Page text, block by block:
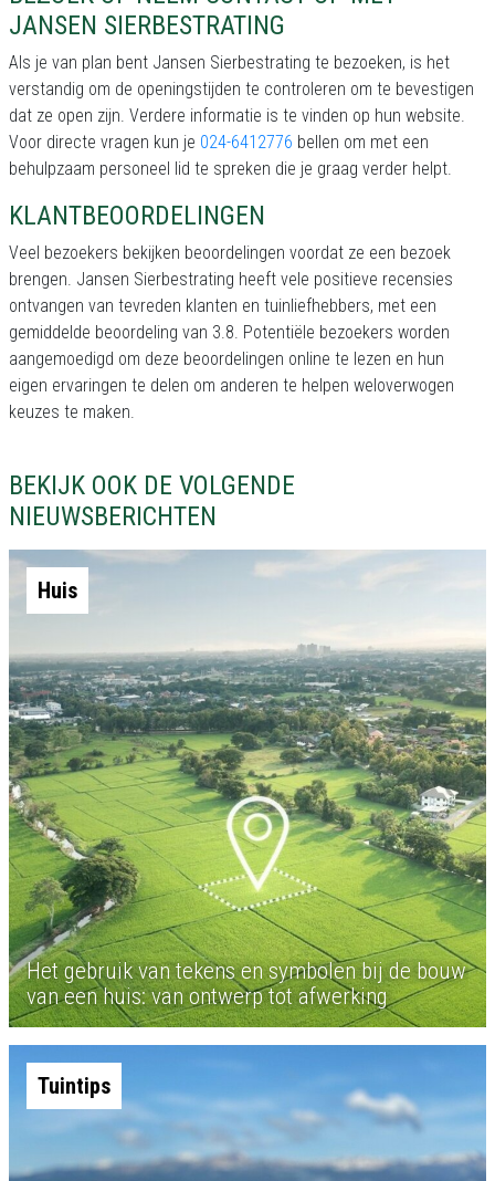
JANSEN SIERBESTRATING
Als je van plan bent Jansen Sierbestrating te bezoeken, is het
verstandig om de openingstijden te controleren om te bevestigen
dat ze open zijn. Verdere informatie is te vinden op hun website.
Voor directe vragen kun je 024-6412776 bellen om met een
behulpzaam personeel lid te spreken die je graag verder helpt.
KLANTBEOORDELINGEN
Veel bezoekers bekijken beoordelingen voordat ze een bezoek
brengen. Jansen Sierbestrating heeft vele positieve recensies
ontvangen van tevreden klanten en tuinliefhebbers, met een
gemiddelde beoordeling van 3.8. Potentiële bezoekers worden
aangemoedigd om deze beoordelingen online te lezen en hun
eigen ervaringen te delen om anderen te helpen weloverwogen
keuzes te maken.
BEKIJK OOK DE VOLGENDE
NIEUWSBERICHTEN
Huis
Het gebruik van tekens en symbolen bij de bouw
van een huis: van ontwerp tot afwerking
Tuintips